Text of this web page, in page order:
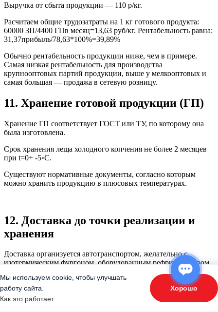
Выручка от сбыта продукции — 110 р/кг.
Расчитаем общие трудозатраты на 1 кг готового продукта:
60000 ЗП/4400 ГПв месяц=13,63 руб/кг. Рентабельность равна:
31,37прибыль/78,63*100%=39,89%
Обычно рентабельность продукции ниже, чем в примере.
Самая низкая рентабельность для производства
крупнооптовых партий продукции, выше у мелкооптовых и
самая большая — продажа в сетевую розницу.
11. Хранение готовой продукции (ГП)
Хранение ГП соответствует ГОСТ или ТУ, по которому она
была изготовлена.
Срок хранения леща холодного копчения не более 2 месяцев
при t=0÷ -5◦С.
Существуют нормативные документы, согласно которым
можно хранить продукцию в плюсовых температурах.
12. Доставка до точки реализации и
хранения
Доставка организуется автотранспортом, желательно с
изотермическим фургоном, оборудованным рефрижератором.
Условия транспортировки и хранения на точке должны быть
идентичны условиям хранения на производстве (единая
холодильная цепь).
Мы используем cookie, чтобы улучшать
работу сайта.
Как это работает
Хорошо
«Подберите оборудование»